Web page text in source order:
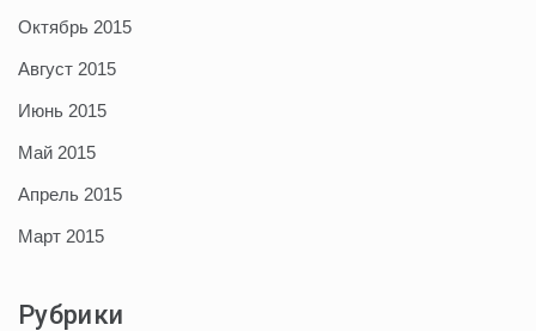
Октябрь 2015
Август 2015
Июнь 2015
Май 2015
Апрель 2015
Март 2015
Рубрики